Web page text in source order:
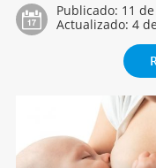
Publicado: 11
Actualizado: 4